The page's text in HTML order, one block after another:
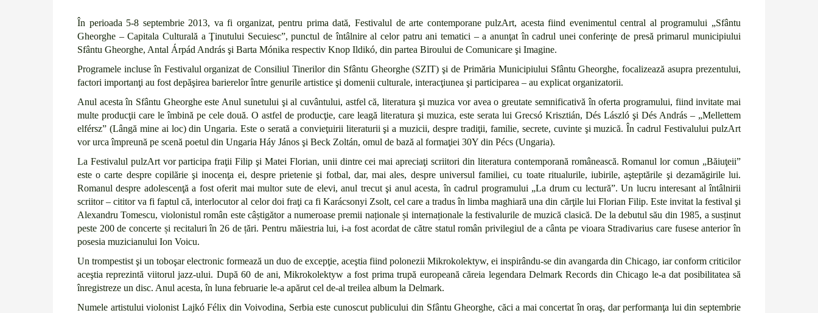
În perioada 5-8 septembrie 2013, va fi organizat, pentru prima dată, Festivalul de arte contemporane pulzArt, acesta fiind evenimentul central al programului „Sfântu
Gheorghe – Capitala Culturală a Ţinutului Secuiesc”, punctul de întâlnire al celor patru ani tematici – a anunţat în cadrul unei conferinţe de presă primarul municipiului
Sfântu Gheorghe, Antal Árpád András şi Barta Mónika respectiv Knop Ildikó, din partea Biroului de Comunicare şi Imagine.
Programele incluse în Festivalul organizat de Consiliul Tinerilor din Sfântu Gheorghe (SZIT) şi de Primăria Municipiului Sfântu Gheorghe, focalizează asupra prezentului,
factori importanţi au fost depăşirea barierelor între genurile artistice şi domenii culturale, interacţiunea şi participarea – au explicat organizatorii.
Anul acesta în Sfântu Gheorghe este Anul sunetului şi al cuvântului, astfel că, literatura şi muzica vor avea o greutate semnificativă în oferta programului, fiind invitate mai
multe producţii care le îmbină pe cele două. O astfel de producţie, care leagă literatura şi muzica, este serata lui Grecsó Krisztián, Dés László şi Dés András – „Mellettem
elférsz” (Lângă mine ai loc) din Ungaria. Este o serată a convieţuirii literaturii şi a muzicii, despre tradiţii, familie, secrete, cuvinte şi muzică. În cadrul Festivalului pulzArt
vor urca împreună pe scenă poetul din Ungaria Háy János şi Beck Zoltán, omul de bază al formaţiei 30Y din Pécs (Ungaria).
La Festivalul pulzArt vor participa fraţii Filip şi Matei Florian, unii dintre cei mai apreciaţi scriitori din literatura contemporană românească. Romanul lor comun „Băiuţeii”
este o carte despre copilărie şi inocenţa ei, despre prietenie şi fotbal, dar, mai ales, despre universul familiei, cu toate ritualurile, iubirile, aşteptările şi dezamăgirile lui.
Romanul despre adolescenţă a fost oferit mai multor sute de elevi, anul trecut şi anul acesta, în cadrul programului „La drum cu lectură”. Un lucru interesant al întâlnirii
scriitor – cititor va fi faptul că, interlocutor al celor doi fraţi ca fi Karácsonyi Zsolt, cel care a tradus în limba maghiară una din cărţile lui Florian Filip. Este invitat la festival şi
Alexandru Tomescu, violonistul român este câștigător a numeroase premii naționale și internaționale la festivalurile de muzică clasică. De la debutul său din 1985, a susținut
peste 200 de concerte și recitaluri în 26 de țări. Pentru măiestria lui, i-a fost acordat de către statul român privilegiul de a cânta pe vioara Stradivarius care fusese anterior în
posesia muzicianului Ion Voicu.
Un trompestist şi un toboşar electronic formează un duo de excepţie, aceştia fiind polonezii Mikrokolektyw, ei inspirându-se din avangarda din Chicago, iar conform criticilor
aceştia reprezintă viitorul jazz-ului. După 60 de ani, Mikrokolektyw a fost prima trupă europeană căreia legendara Delmark Records din Chicago le-a dat posibilitatea să
înregistreze un disc. Anul acesta, în luna februarie le-a apărut cel de-al treilea album la Delmark.
Numele artistului violonist Lajkó Félix din Voivodina, Serbia este cunoscut publicului din Sfântu Gheorghe, căci a mai concertat în oraş, dar performanţa lui din septembrie